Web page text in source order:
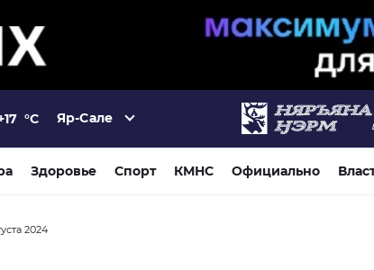
°C Яр-Сале
Здоровье Спорт КМНС Официально
2024